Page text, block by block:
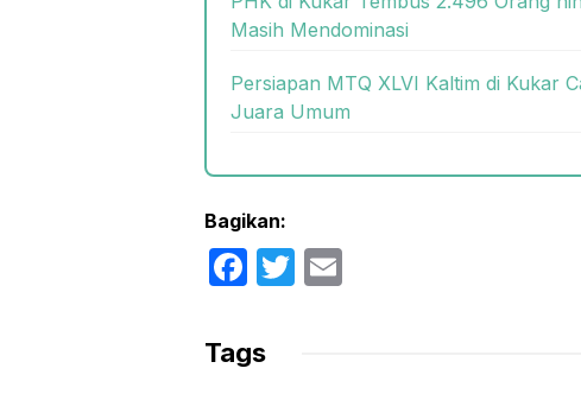
Masih Mendominasi
Persiapan MTQ XLVI Kaltim di Kukar
Juara Umum
Bagikan:
F
c
e
T
Tags